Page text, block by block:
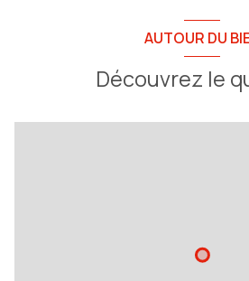
AUTOUR DU
Découvrez le